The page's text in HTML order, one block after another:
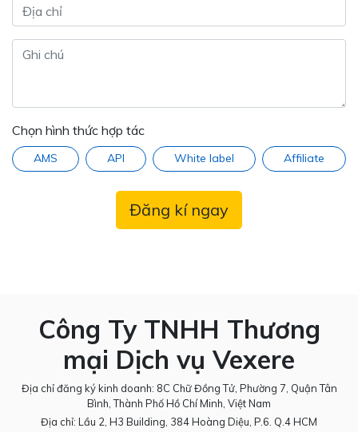
Chọn hình thức hợp tác
AMS API White label Affiliate
Đăng kí ngay
Công Ty TNHH Thương
mại Dịch vụ Vexere
Địa chỉ đăng ký kinh doanh: 8C Chữ Đồng Tử, Phường 7, Quận Tân
Bình, Thành Phố Hồ Chí Minh, Việt Nam
Địa chỉ: Lầu 2, H3 Building, 384 Hoàng Diệu, P.6. Q.4 HCM